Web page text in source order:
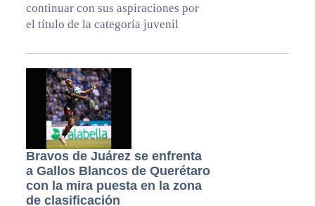
continuar con sus aspiraciones por
el título de la categoría juvenil
Bravos de Juárez se enfrenta
a Gallos Blancos de Querétaro
con la mira puesta en la zona
de clasificación